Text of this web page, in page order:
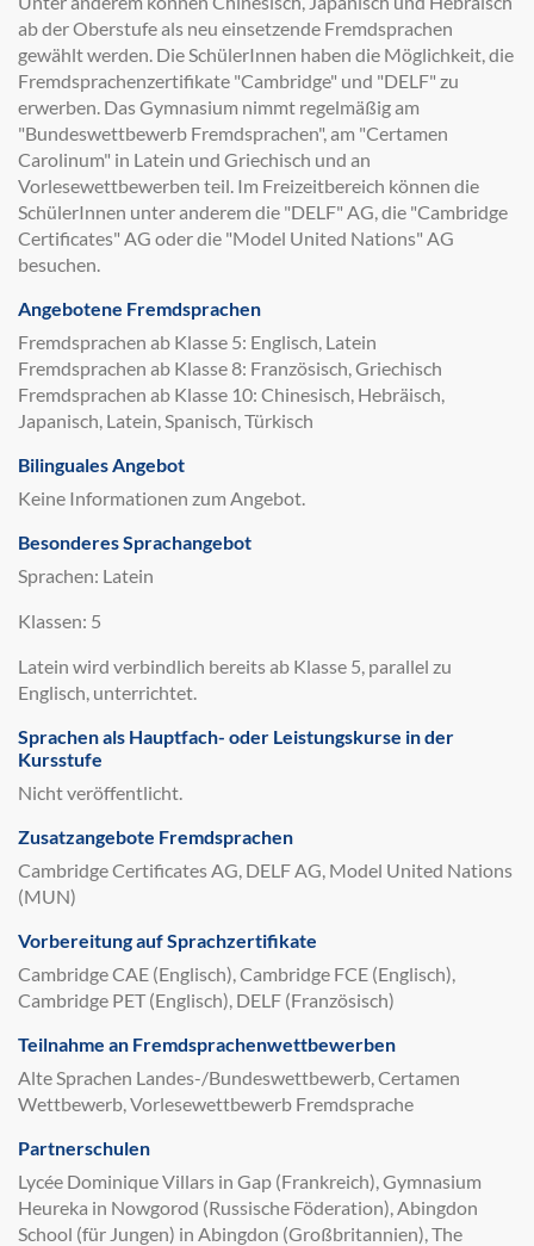
ab der Oberstufe als neu einsetzende Fremdsprachen
gewählt werden. Die SchülerInnen haben die Möglichkeit, die
Fremdsprachenzertifikate "Cambridge" und "DELF" zu
erwerben. Das Gymnasium nimmt regelmäßig am
"Bundeswettbewerb Fremdsprachen", am "Certamen
Carolinum" in Latein und Griechisch und an
Vorlesewettbewerben teil. Im Freizeitbereich können die
SchülerInnen unter anderem die "DELF" AG, die "Cambridge
Certificates" AG oder die "Model United Nations" AG
besuchen.
Angebotene Fremdsprachen
Fremdsprachen ab Klasse 5: Englisch, Latein
Fremdsprachen ab Klasse 8: Französisch, Griechisch
Fremdsprachen ab Klasse 10: Chinesisch, Hebräisch,
Japanisch, Latein, Spanisch, Türkisch
Bilinguales Angebot
Keine Informationen zum Angebot.
Besonderes Sprachangebot
Sprachen: Latein
Klassen: 5
Latein wird verbindlich bereits ab Klasse 5, parallel zu
Englisch, unterrichtet.
Sprachen als Hauptfach- oder Leistungskurse in der
Kursstufe
Nicht veröffentlicht.
Zusatzangebote Fremdsprachen
Cambridge Certificates AG, DELF AG, Model United Nations
(MUN)
Vorbereitung auf Sprachzertifikate
Cambridge CAE (Englisch), Cambridge FCE (Englisch),
Cambridge PET (Englisch), DELF (Französisch)
Teilnahme an Fremdsprachenwettbewerben
Alte Sprachen Landes-/Bundeswettbewerb, Certamen
Wettbewerb, Vorlesewettbewerb Fremdsprache
Partnerschulen
Lycée Dominique Villars in Gap (Frankreich), Gymnasium
Heureka in Nowgorod (Russische Föderation), Abingdon
School (für Jungen) in Abingdon (Großbritannien), The